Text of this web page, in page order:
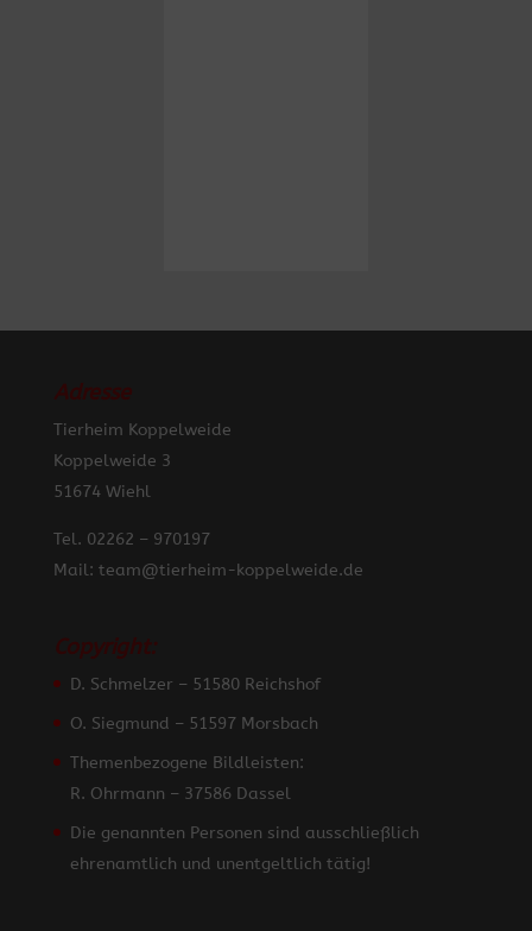
Tierheim Koppelweide
Koppelweide 3
51674 Wiehl
Tel. 02262 – 970197
Mail: team@tierheim-koppelweide.de
D. Schmelzer – 51580 Reichshof
O. Siegmund – 51597 Morsbach
Themenbezogene Bildleisten:
R. Ohrmann – 37586 Dassel
Die genannten Personen sind ausschließlich
ehrenamtlich und unentgeltlich tätig!